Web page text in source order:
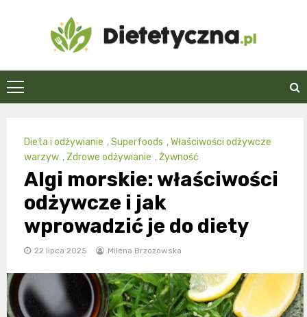
Dietetyczna.pl
Dieta i odżywianie ,Superfoods ,Właściwości odżywcze
warzyw , Zdrowe odżywianie ,Żywność
Algi morskie: właściwości
odżywcze i jak
wprowadzić je do diety
22 lipca 2025 Milena Brzozowska